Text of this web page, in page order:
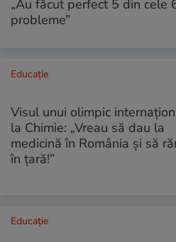
„Au făcut perfect 5 din cele
probleme”
Educație
Visul unui olimpic
la Chimie: „Vreau să dau la
medicină în România și să
în țară!”
Educație